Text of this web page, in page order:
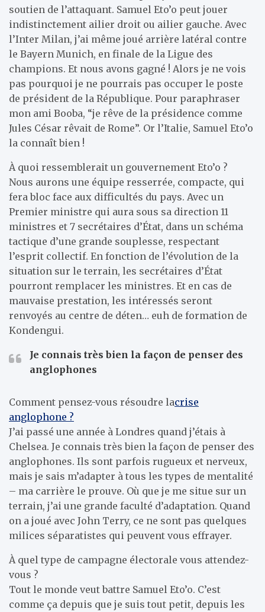
soutien de l’attaquant. Samuel Eto’o peut jouer
indistinctement ailier droit ou ailier gauche. Avec
l’Inter Milan, j’ai même joué arrière latéral contre
le Bayern Munich, en finale de la Ligue des
champions. Et nous avons gagné ! Alors je ne vois
pas pourquoi je ne pourrais pas occuper le poste
de président de la République. Pour paraphraser
mon ami Booba, “je rêve de la présidence comme
Jules César rêvait de Rome”. Or l’Italie, Samuel Eto’o
la connaît bien !
À quoi ressemblerait un gouvernement Eto’o ?
Nous aurons une équipe resserrée, compacte, qui
fera bloc face aux difficultés du pays. Avec un
Premier ministre qui aura sous sa direction 11
ministres et 7 secrétaires d’État, dans un schéma
tactique d’une grande souplesse, respectant
l’esprit collectif. En fonction de l’évolution de la
situation sur le terrain, les secrétaires d’État
pourront remplacer les ministres. Et en cas de
mauvaise prestation, les intéressés seront
renvoyés au centre de déten… euh de formation de
Kondengui.
Je connais très bien la façon de penser des
anglophones
Comment pensez-vous résoudre lacrise
anglophone ?
J’ai passé une année à Londres quand j’étais à
Chelsea. Je connais très bien la façon de penser des
anglophones. Ils sont parfois rugueux et nerveux,
mais je sais m’adapter à tous les types de mentalité
– ma carrière le prouve. Où que je me situe sur un
terrain, j’ai une grande faculté d’adaptation. Quand
on a joué avec John Terry, ce ne sont pas quelques
milices séparatistes qui peuvent vous effrayer.
À quel type de campagne électorale vous attendez-
vous ?
Tout le monde veut battre Samuel Eto’o. C’est
comme ça depuis que je suis tout petit, depuis les